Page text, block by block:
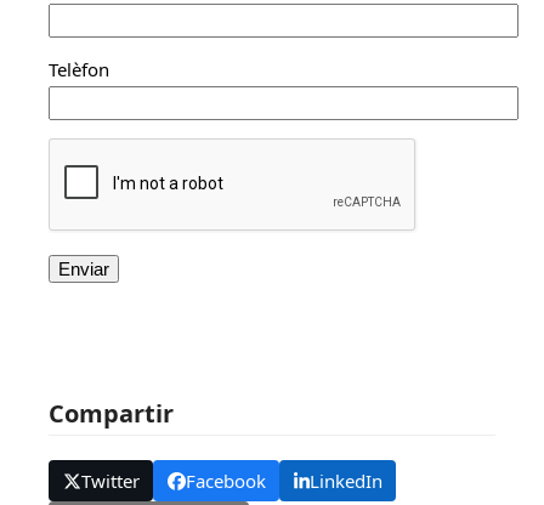
Telèfon
Compartir
Twitter Facebook LinkedIn